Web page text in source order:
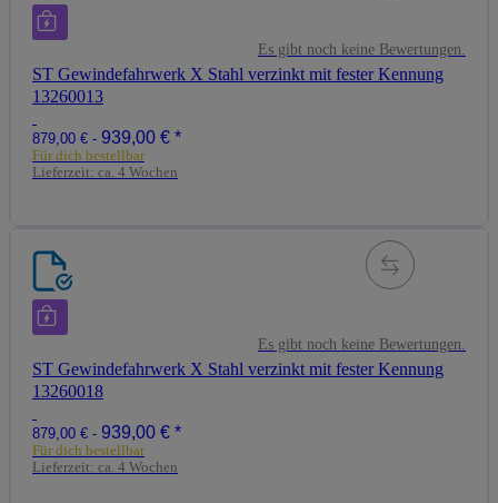
Es gibt noch keine Bewertungen.
ST Gewindefahrwerk X Stahl verzinkt mit fester Kennung
13260013
879,00 € - 939,00 € *
Für dich bestellbar
Lieferzeit: ca. 4 Wochen
Es gibt noch keine Bewertungen.
ST Gewindefahrwerk X Stahl verzinkt mit fester Kennung
13260018
879,00 € - 939,00 € *
Für dich bestellbar
Lieferzeit: ca. 4 Wochen